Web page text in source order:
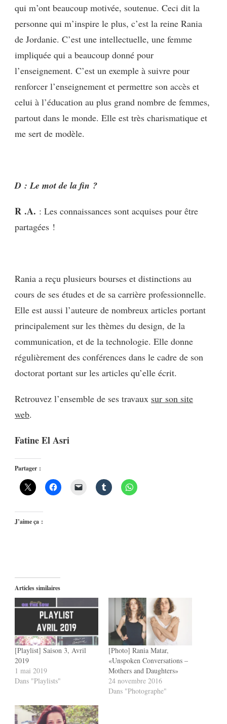
qui m’ont beaucoup motivée, soutenue. Ceci dit la
personne qui m’inspire le plus, c’est la reine Rania
de Jordanie. C’est une intellectuelle, une femme
impliquée qui a beaucoup donné pour
l’enseignement. C’est un exemple à suivre pour
renforcer l’enseignement et permettre son accès et
celui à l’éducation au plus grand nombre de femmes,
partout dans le monde. Elle est très charismatique et
me sert de modèle.
D : Le mot de la fin ?
R .A. : Les connaissances sont acquises pour être
partagées !
Rania a reçu plusieurs bourses et distinctions au
cours de ses études et de sa carrière professionnelle.
Elle est aussi l’auteure de nombreux articles portant
principalement sur les thèmes du design, de la
communication, et de la technologie. Elle donne
régulièrement des conférences dans le cadre de son
doctorat portant sur les articles qu’elle écrit.
Retrouvez l’ensemble de ses travaux sur son site
web.
Fatine El Asri
Partager :
J’aime ça :
Articles similaires
[Playlist] Saison 3, Avril
2019
1 mai 2019
Dans "Playlists"
[Photo] Rania Matar,
«Unspoken Conversations –
Mothers and Daughters»
24 novembre 2016
Dans "Photographe"